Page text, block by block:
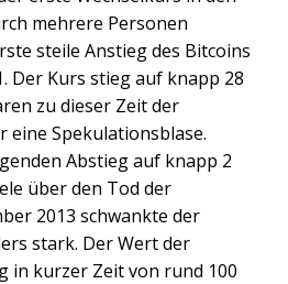
mehrere Personen
steile Anstieg des Bitcoins
Der Kurs stieg auf knapp 28
zu dieser Zeit der
eine Spekulationsblase.
Abstieg auf knapp 2
über den Tod der
2013 schwankte der
stark. Der Wert der
in kurzer Zeit von rund 100